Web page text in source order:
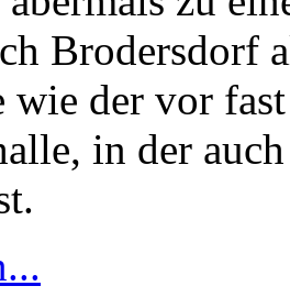
Brodersdorf
wie der vor
in der